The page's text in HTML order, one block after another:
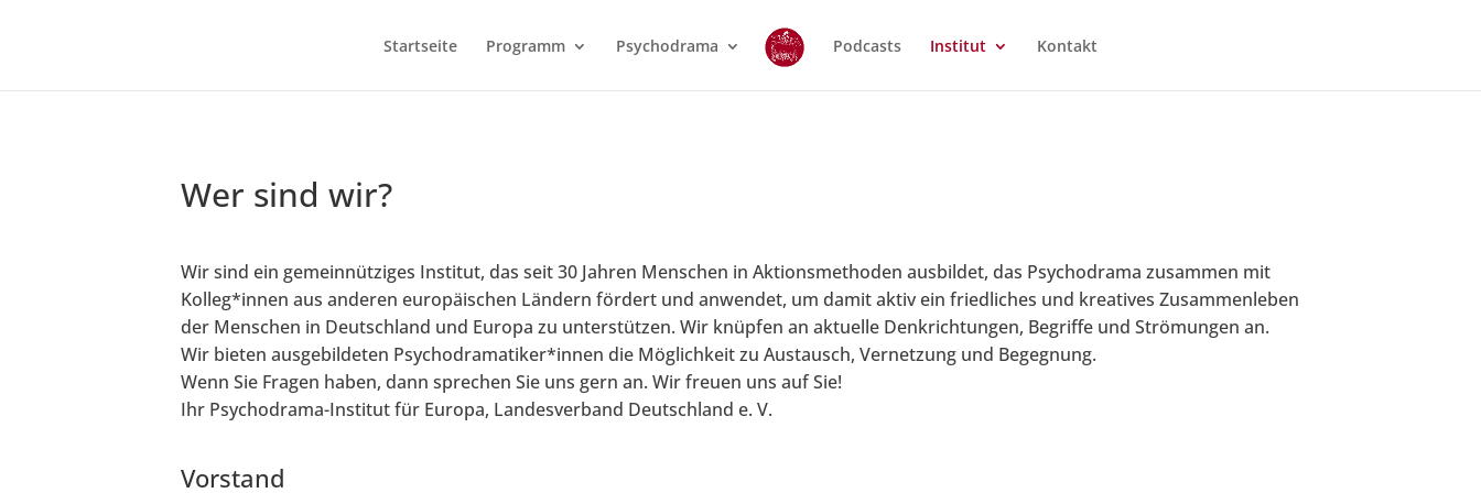
Startseite Programm Psychodrama Podcasts Institut Kontakt
Wer sind wir?
Wir sind ein gemeinnütziges Institut, das seit 30 Jahren Menschen in Aktionsmethoden ausbildet,das Psychodrama zusammen mit
Kolleg*innen aus anderen europäischen Ländern fördert und anwendet, um damit aktiv ein friedliches und kreatives Zusammenleben
der Menschen in Deutschland und Europa zu unterstützen. Wir knüpfen an aktuelle Denkrichtungen, Begriffe und Strömungen an.
Wir bieten ausgebildeten Psychodramatiker*innen die Möglichkeit zu Austausch, Vernetzung und Begegnung.
Wenn Sie Fragen haben, dann sprechen Sie uns gern an. Wir freuen uns auf Sie!
Ihr Psychodrama-Institut für Europa, Landesverband Deutschland e. V.
Vorstand